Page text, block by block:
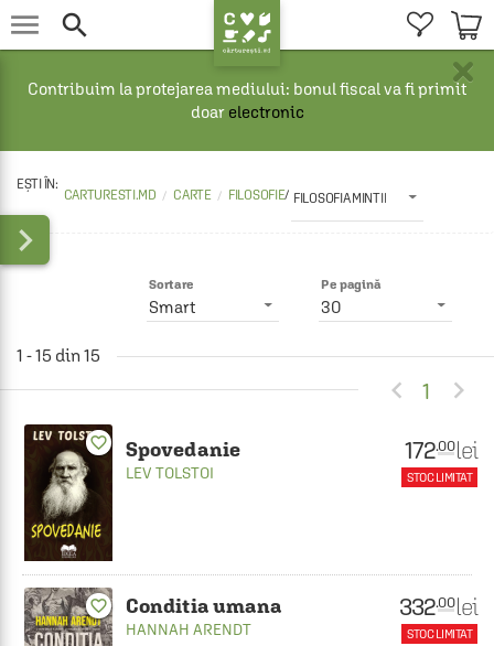
 
×
Contribuim la protejarea mediului: bonul fiscal va fi primit
doar electronic
CARTURESTI.MD CARTE FILOSOFIE/ FILOSOFIA MINTII

Pe pagină
30
Sortare
Smart
1 - 15 din 15
 1 
favorite_border Spovedanie
LEV TOLSTOI
172.00 lei
STOC LIMITAT
favorite_border Conditia umana
HANNAH ARENDT
332.00 lei
STOC LIMITAT